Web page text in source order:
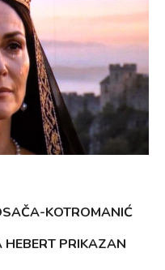
KOTROMANIĆ
HEBERT PRIKAZAN